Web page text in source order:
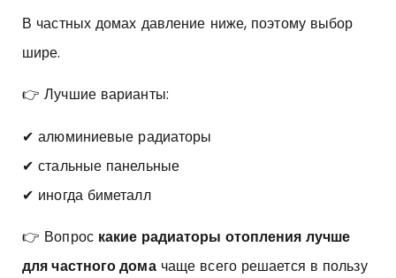
В частных домах давление ниже, поэтому выбор
шире.
👉 Лучшие варианты:
✔ алюминиевые радиаторы
✔ стальные панельные
✔ иногда биметалл
👉 Вопрос какие радиаторы отопления лучше
для частного домачаще всего решается в пользу